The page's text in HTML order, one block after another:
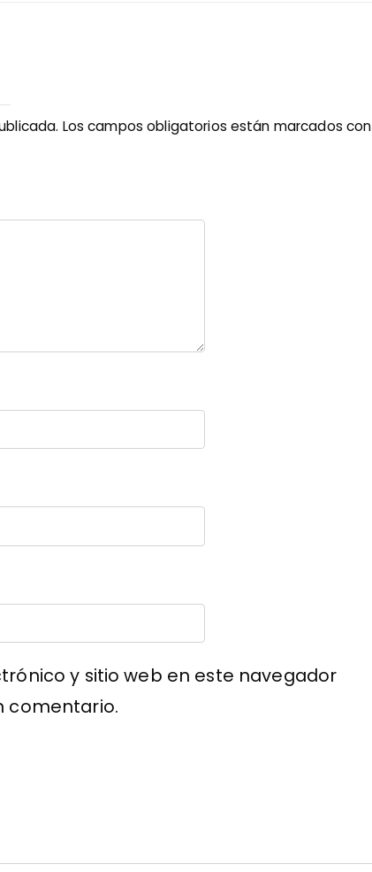
Los campos obligatorios están marcados con
y sitio web en este navegador
comentario.